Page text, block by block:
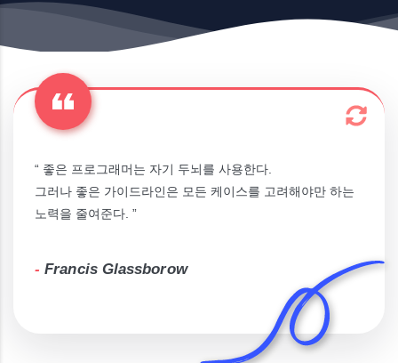
“ 좋은 프로그래머는 자기 두뇌를 사용한다.
그러나 좋은 가이드라인은 모든 케이스를 고려해야만 하는
노력을 줄여준다. ”
- Francis Glassborow